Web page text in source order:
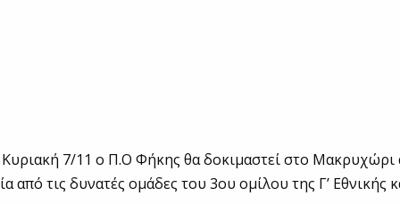
7/11 ο Π.Ο Φήκης θα δοκιμαστεί στο Μακρυχώρι
από τις δυνατές ομάδες του 3ου ομίλου της Γ’ Εθνικής